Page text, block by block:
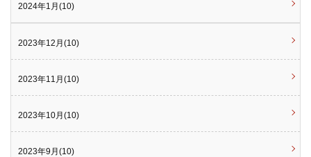
2024年1月(10)
2023年12月(10)
2023年11月(10)
2023年10月(10)
2023年9月(10)